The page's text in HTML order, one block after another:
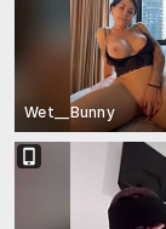
Wet__Bunny